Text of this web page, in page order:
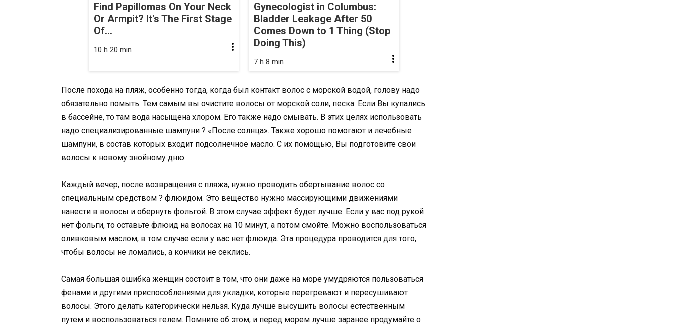
Find Papillomas On Your Neck
Or Armpit? It's The First Stage
Of...
10 h 20 min
Gynecologist in Columbus:
Bladder Leakage After 50
Comes Down to 1 Thing (Stop
Doing This)
7 h 8 min
После похода на пляж, особенно тогда, когда был контакт волос с морской водой, голову надо
обязательно помыть. Тем самым вы очистите волосы от морской соли, песка. Если Вы купались
в бассейне, то там вода насыщена хлором. Его также надо смывать. В этих целях использовать
надо специализированные шампуни ? «После солнца». Также хорошо помогают и лечебные
шампуни, в состав которых входит подсолнечное масло. С их помощью, Вы подготовите свои
волосы к новому знойному дню.
Каждый вечер, после возвращения с пляжа, нужно проводить обертывание волос со
специальным средством ? флюидом. Это вещество нужно массирующими движениями
нанести в волосы и обернуть фольгой. В этом случае эффект будет лучше. Если у вас под рукой
нет фольги, то оставьте флюид на волосах на 10 минут, а потом смойте. Можно воспользоваться
оливковым маслом, в том случае если у вас нет флюида. Эта процедура проводится для того,
чтобы волосы не ломались, а кончики не секлись.
Самая большая ошибка женщин состоит в том, что они даже на море умудряются пользоваться
фенами и другими приспособлениями для укладки, которые перегревают и пересушивают
волосы. Этого делать категорически нельзя. Куда лучше высушить волосы естественным
путем и воспользоваться гелем. Помните об этом, и перед морем лучше заранее продумайте о